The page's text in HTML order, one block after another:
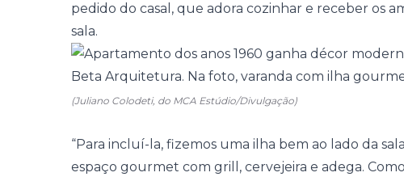
pedido do casal, que adora cozinhar e receber os
sala.
(Juliano Colodeti, do MCA Estúdio/Divulgação)
“Para incluí-la, fizemos uma ilha bem ao lado da sala
espaço gourmet com grill, cervejeira e adega.